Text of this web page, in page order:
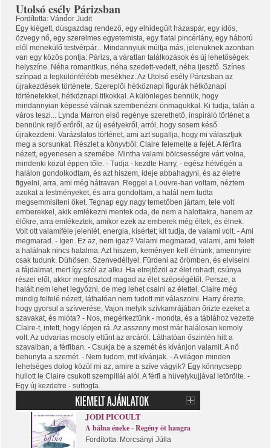
Utolsó esély Párizsban
Fordította: Vándor Judit
Egy kiégett, dúsgazdag rendező, egy elhidegült házaspár, egy idős,
özvegy nő, egy szerelmes egyetemista, egy fiatal pincérlány, egy háború
elől menekülő testvérpár... Mindannyiuk múltja más, jelenüknek azonban
van egy közös pontja: Párizs, a váratlan találkozások és új lehetőségek
helyszíne. Néha romantikus, néha szedett-vedett, néha ijesztő. Színes
színpad a legkülönfélébb mesékhez. Az Utolsó esély Párizsban az
újrakezdések története. Szereplői hétköznapi figurák hétköznapi
történetekkel, hétköznapi titkokkal. A különleges bennük, hogy
mindannyian képessé válnak szembenézni önmagukkal. Ki tudja, talán a
város teszi... Lynda Marron első regénye szerethető, inspiráló történet a
bennünk rejlő erőről, az új esélyekről, arról, hogy sosem késő
újrakezdeni. Varázslatos történet, ami azt sugallja, hogy mi választjuk
meg a sorsunkat. Részlet a könyvből: Claire felemelte a fejét. A férfira
nézett, egyenesen a szemébe. Mintha valami bölcsességre várt volna,
mindenki közül éppen tőle. - Tudja - kezdte Harry, - egész hétvégén a
halálon gondolkodtam, és azt hiszem, ideje abbahagyni, és az életre
figyelni, arra, ami még hátravan. Reggel a Louvre-ban voltam, néztem
azokat a festményeket, és arra gondoltam, a halál nem tudta
megsemmisíteni őket. Tegnap egy nagy temetőben jártam, tele volt
emberekkel, akik emlékezni mentek oda, de nem a halottakra, hanem az
élőkre, arra emlékeztek, amikor ezek az emberek még éltek, és élnek.
Volt ott valamiféle jelenlét, energia, kísértet; kit tudja, de valami volt. - Ami
megmarad. - Igen. Ez az, nem igaz? Valami megmarad, valami, ami felett
a halálnak nincs hatalma. Azt hiszem, keményen kell élnünk, amennyire
csak tudunk. Dühösen. Szenvedéllyel. Fürdeni az örömben, és elviselni
a fájdalmat, mert így szól az alku. Ha elrejtőzöl az élet rohadt, csúnya
részei elől, akkor megfosztod magad az élet szépségétől. Persze, a
halált nem lehet legyőzni, de meg lehet csalni az élettel. Claire még
mindig felfelé nézett, láthatóan nem tudott mit válaszolni. Harry érezte,
hogy gyorsul a szívverése, Vajon melyik szívkamrájában őrizte ezeket a
szavakat, és mióta? - Nos, megérkeztünk - mondta, és a táblához vezette
Claire-t, intett, hogy lépjen rá. Az asszony most már halálosan komoly
volt. Az udvarias mosoly eltűnt az arcáról. Láthatóan őszintén hitt a
szavaiban, a férfiban. - Csukja be a szemét és kívánjon valamit. A nő
behunyta a szemét. - Nem tudom, mit kívánjak. - A világon minden
lehetséges dolog közül mi az, amire a szíve vágyik? Egy könnycsepp
hullott le Claire csukott szempillái alól. A férfi a hüvelykujjával letörölte. -
Egy új kezdetre - suttogta.
JODI PICOULT
A bálna éneke - Regény öt hangra
Fordította: Morcsányi Júlia